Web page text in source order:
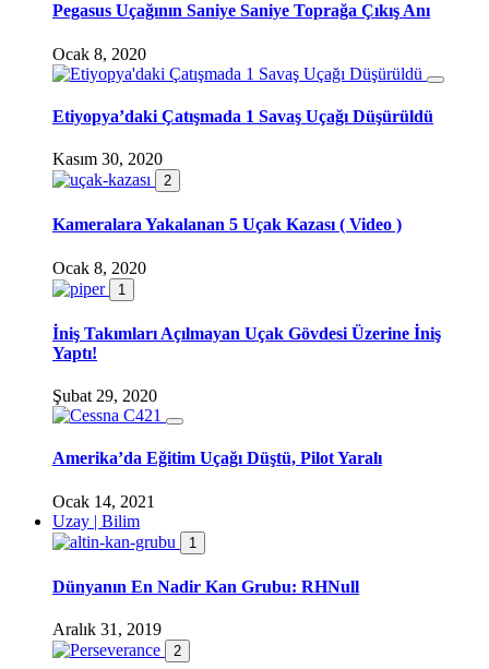
Pegasus Uçağının Saniye Saniye Toprağa Çıkış Anı
Ocak 8, 2020
Etiyopya’daki Çatışmada 1 Savaş Uçağı Düşürüldü
Kasım 30, 2020
2
Kameralara Yakalanan 5 Uçak Kazası ( Video )
Ocak 8, 2020
1
İniş Takımları Açılmayan Uçak Gövdesi Üzerine İniş
Yaptı!
Şubat 29, 2020
Amerika’da Eğitim Uçağı Düştü, Pilot Yaralı
Ocak 14, 2021
Uzay | Bilim
1
Dünyanın En Nadir Kan Grubu: RHNull
Aralık 31, 2019
2